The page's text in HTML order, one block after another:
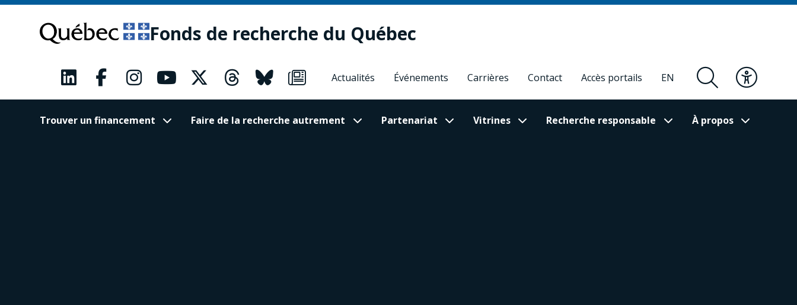
contenu
Fonds de recherche du Québec
Actualités Événements Carrières Contact Accès portails EN
Trouver un financement Faire de la recherche autrement Partenariat Vitrines Recherche responsable À propos